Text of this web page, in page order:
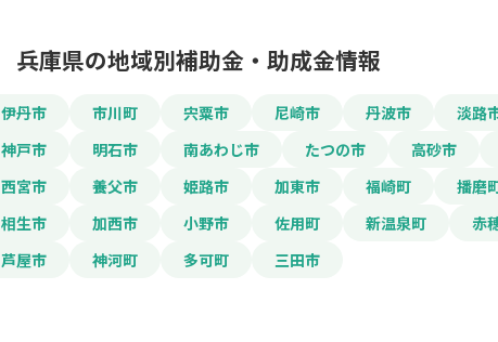
兵庫県の地域別補助金・助成金情報
伊丹市 市川町 宍粟市 尼崎市 丹波市 淡路
神戸市
明石市 南あわじ市 たつの市 高砂市
西宮市
養父市 姫路市 加東市 福崎町 播磨
相生市
加西市 小野市 佐用町 新温泉町 赤
芦屋市
神河町 多可町 三田市
会社名
メールアドレス